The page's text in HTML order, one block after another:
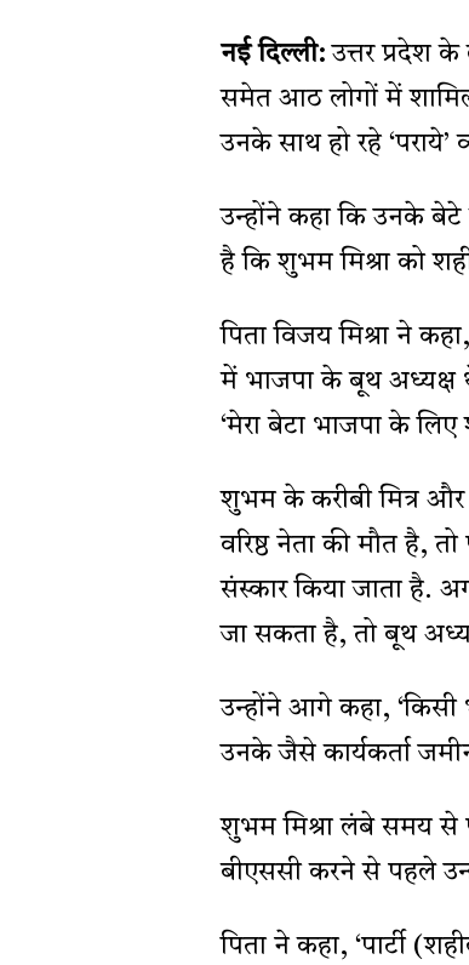
नई दिल्ली: उत्तर प्रदेश के
समेत आठ लोगों में शामिल
उनके साथ हो रहे ‘पराये’
उन्होंने कहा कि उनके बेटे
है कि शुभम मिश्रा को
पिता विजय मिश्रा ने
में भाजपा के बूथ अध्यक्ष
‘मेरा बेटा भाजपा के
शुभम के करीबी मित्र और
वरिष्ठ नेता की मौत है,
संस्कार किया जाता है.
जा सकता है, तो बूथ
उन्होंने आगे कहा, ‘किसी
उनके जैसे कार्यकर्ता
शुभम मिश्रा लंबे समय से
बीएससी करने से पहले
पिता ने कहा, ‘पार्टी